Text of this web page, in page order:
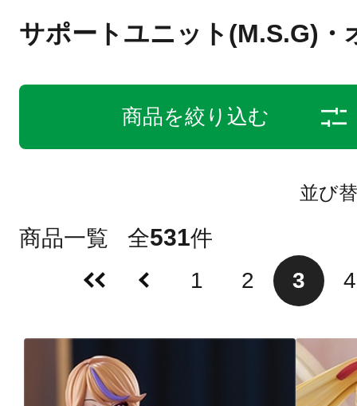
サポートユニット(M.S.G)・
商品を絞り込む
並び
商品一覧 全531件
1
2 3 4